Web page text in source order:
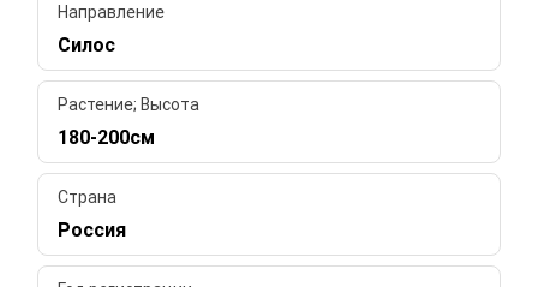
Направление
Силос
Растение; Высота
180-200см
Страна
Россия